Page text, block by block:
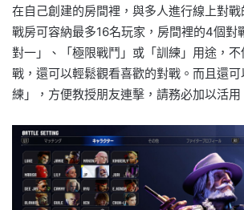
在自己創建的房間裡，與多人進行線上對
戰房可容納最多16名玩家，房間裡的4個對
對一」、「極限戰鬥」或「訓練」用途，
戰，還可以輕鬆觀看喜歡的對戰。而且還
練」，方便教授朋友連擊，請務必加以活用